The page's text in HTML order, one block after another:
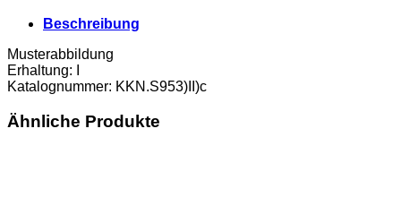
Beschreibung
Musterabbildung
Erhaltung: I
Katalognummer: KKN.S953)II)c
Ähnliche Produkte